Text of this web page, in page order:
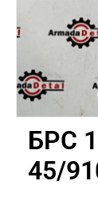
БРС
45/